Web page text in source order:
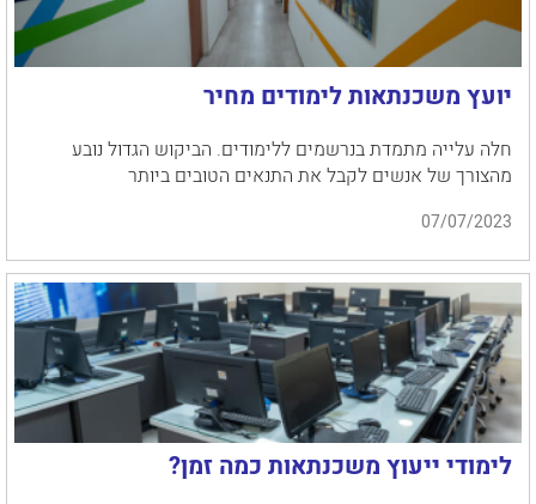
יועץ משכנתאות לימודים מחיר
חלה עלייה מתמדת בנרשמים ללימודים. הביקוש הגדול נובע
מהצורך של אנשים לקבל את התנאים הטובים ביותר
07/07/2023
לימודי ייעוץ משכנתאות כמה זמן?